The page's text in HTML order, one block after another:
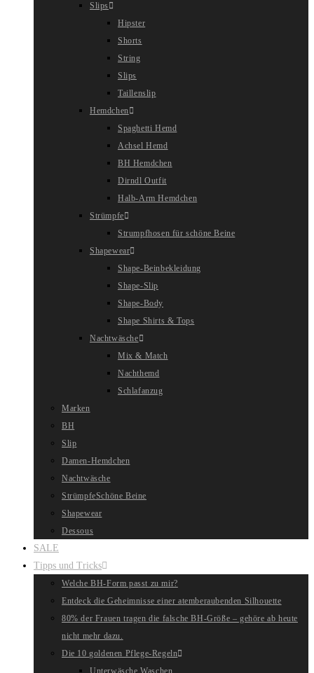
Slips
Hipster
Shorts
String
Slips
Taillenslip
Hemdchen
Spaghetti Hemd
Achsel Hemd
BH Hemdchen
Dirndl Outfit
Halb-Arm Hemdchen
Strümpfe
Strumpfhosen für schöne Beine
Shapewear
Shape-Beinbekleidung
Shape-Slip
Shape-Body
Shape Shirts & Tops
Nachtwäsche
Mix & Match
Nachthemd
Schlafanzug
Marken
BH
Slip
Damen-Hemdchen
Nachtwäsche
StrümpfeSchöne Beine
Shapewear
Dessous
SALE
Tipps und Tricks
Welche BH-Form passt zu mir?
Entdeck die Geheimnisse einer atemberaubenden Silhouette
80% der Frauen tragen die falsche BH-Größe – gehöre ab heute
nicht mehr dazu.
Die 10 goldenen Pflege-Regeln
Unterwäsche Waschen